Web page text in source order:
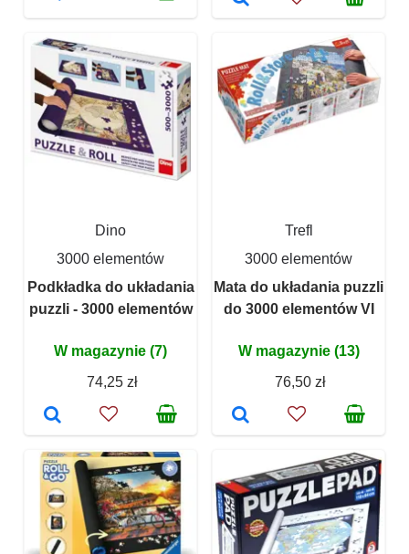
Dino
3000 elementów
Podkładka do układania
puzzli - 3000 elementów
W magazynie (7)
74,25 zł
Trefl
3000 elementów
Mata do układania puzzli
do 3000 elementów VI
W magazynie (13)
76,50 zł